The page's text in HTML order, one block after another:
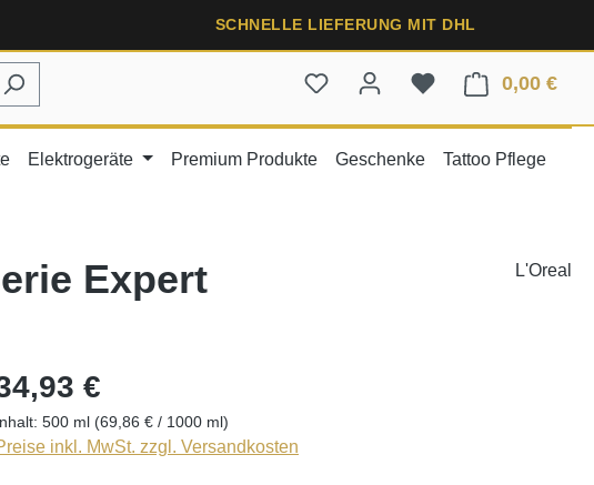
SCHNELLE LIEFERUNG MIT DHL
0,00 €
Elektrogeräte Premium Produkte Geschenke Tattoo Pflege
Expert L'Oreal
€
500 ml (69,86 € / 1000 ml)
inkl. MwSt. zzgl. Versandkosten